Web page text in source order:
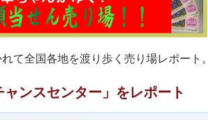
て全国各地を渡り歩く売り場レポート。
ンスセンター」をレポート